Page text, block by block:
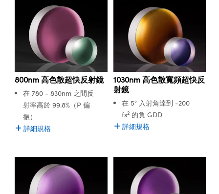
800nm 高色散超快反射鏡
在 780 - 830nm 之間反
射率高於 99.8%（P 偏
振）
詳細規格
1030nm 高色散寬頻超快反
射鏡
在 5° 入射角達到 -200
fs2的負 GDD
詳細規格